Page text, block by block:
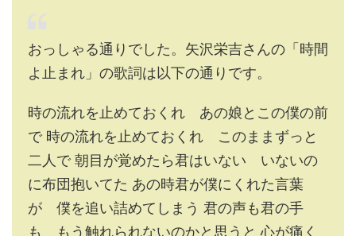
おっしゃる通りでした。矢沢栄吉さんの「時間
よ止まれ」の歌詞は以下の通りです。
時の流れを止めておくれ あの娘とこの僕の前
で 時の流れを止めておくれ このままずっと
二人で 朝目が覚めたら君はいない いないの
に布団抱いてた あの時君が僕にくれた言葉
が 僕を追い詰めてしまう 君の声も君の手
も もう触れられないのかと思うと 心が痛く